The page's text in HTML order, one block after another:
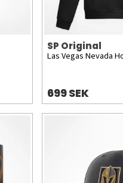
SP Original
Las Vegas Nevada
699 SEK